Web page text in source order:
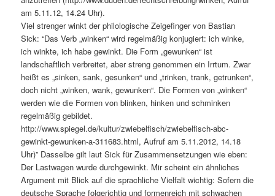
am 5.11.12, 14.24 Uhr).
Viel strenger winkt der philologische Zeigefinger von Bastian
Sick: “Das Verb „winken“ wird regelmäßig konjugiert: ich winke,
ich winkte, ich habe gewinkt. Die Form „gewunken“ ist
landschaftlich verbreitet, aber streng genommen ein Irrtum. Zwar
heißt es „sinken, sank, gesunken“ und „trinken, trank, getrunken“,
doch nicht „winken, wank, gewunken“. Die Formen von „winken“
werden wie die Formen von blinken, hinken und schminken
regelmäßig gebildet.
http://www.spiegel.de/kultur/zwiebelfisch/zwiebelfisch-abc-
gewinkt-gewunken-a-311683.html, Aufruf am 5.11.2012, 14.18
Uhr)” Dasselbe gilt laut Sick für Zusammensetzungen wie eben:
Der Lastwagen wurde durchgewinkt. Mir scheint ein ähnliches
Argument mit Blick auf die sprachliche Vielfalt wichtig: Sofern die
deutsche Sprache folgerichtig und formenreich mit schwachen